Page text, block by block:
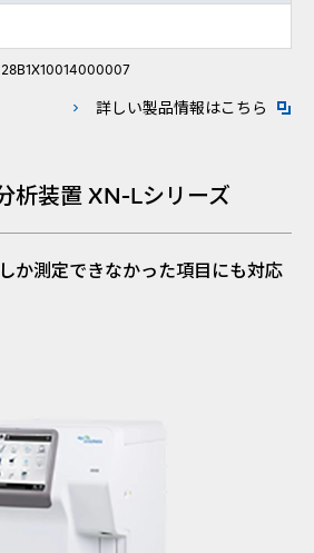
28B1X10014000007
詳しい製品情報はこちら 新規
析装置 XN-Lシリーズ
か測定できなかった項目にも対応